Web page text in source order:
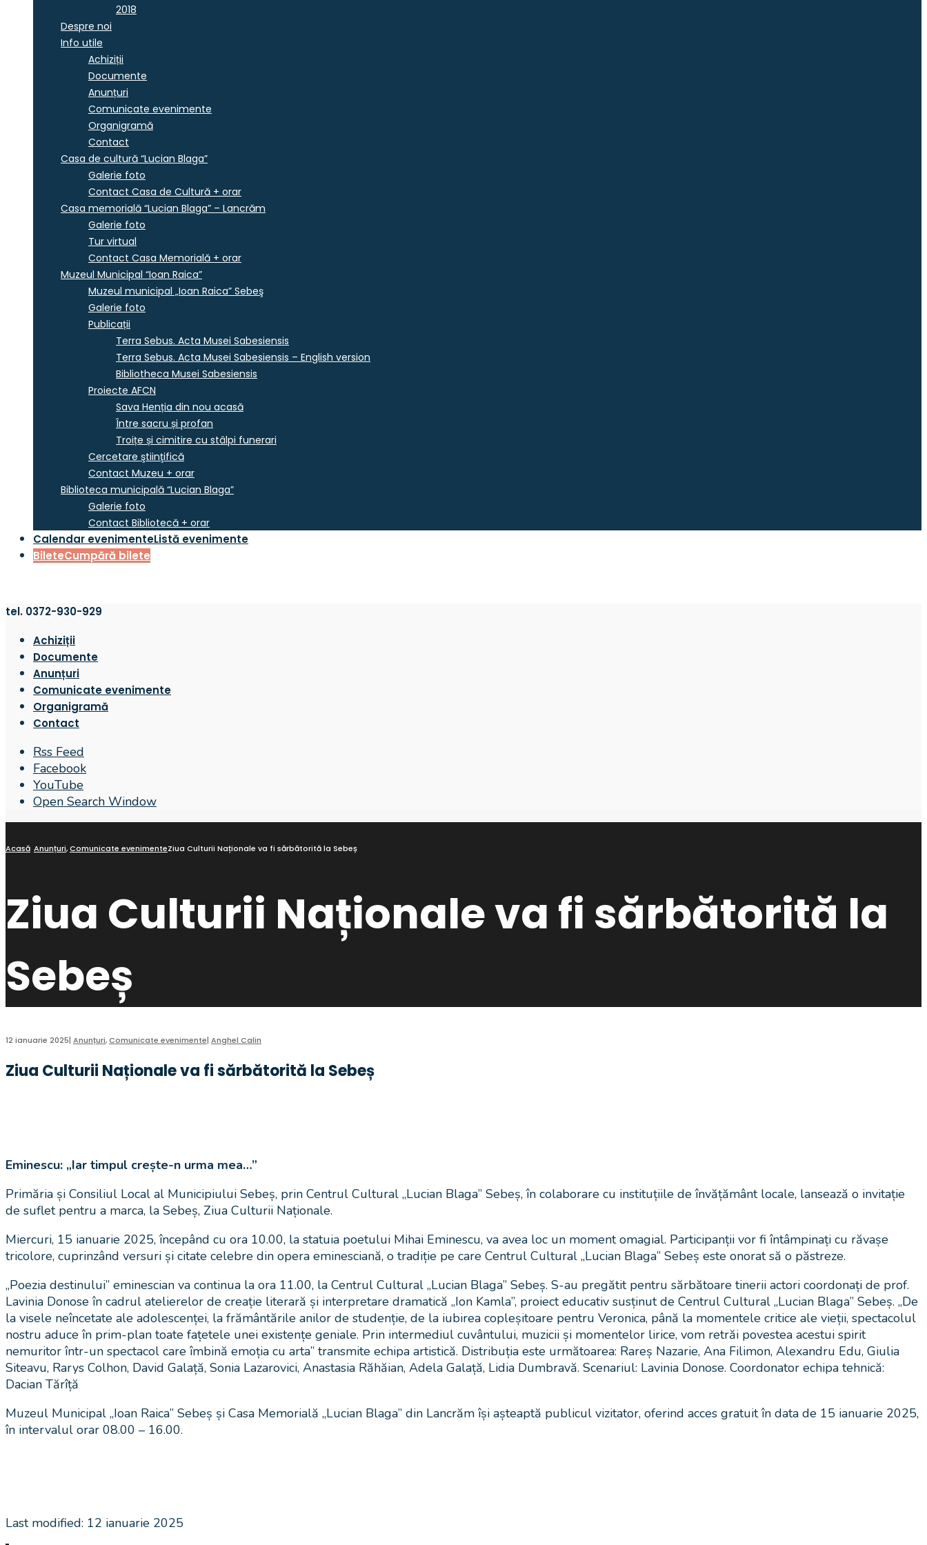
2018
Despre noi
Info utile
Achiziții
Documente
Anunțuri
Comunicate evenimente
Organigramă
Contact
Casa de cultură “Lucian Blaga”
Galerie foto
Contact Casa de Cultură + orar
Casa memorială “Lucian Blaga” – Lancrăm
Galerie foto
Tur virtual
Contact Casa Memorială + orar
Muzeul Municipal “Ioan Raica”
Muzeul municipal „Ioan Raica” Sebeş
Galerie foto
Publicații
Terra Sebus. Acta Musei Sabesiensis
Terra Sebus. Acta Musei Sabesiensis – English version
Bibliotheca Musei Sabesiensis
Proiecte AFCN
Sava Henția din nou acasă
Între sacru și profan
Troițe și cimitire cu stâlpi funerari
Cercetare ştiinţifică
Contact Muzeu + orar
Biblioteca municipală “Lucian Blaga”
Galerie foto
Contact Bibliotecă + orar
Calendar evenimenteListă evenimente
BileteCumpără bilete
tel. 0372-930-929
Achiziții
Documente
Anunțuri
Comunicate evenimente
Organigramă
Contact
Rss Feed
Facebook
YouTube
Open Search Window
Acasă Anunțuri,Comunicate evenimenteZiua Culturii Naționale va fi sărbătorită la Sebeș
Ziua Culturii Naționale va fi sărbătorită la
Sebeș
12 ianuarie 2025| Anunțuri,Comunicate evenimente| Anghel Calin
Ziua Culturii Naționale va fi sărbătorită la Sebeș
Eminescu: „Iar timpul crește-n urma mea…”
Primăria și Consiliul Local al Municipiului Sebeș, prin Centrul Cultural „Lucian Blaga” Sebeș, în colaborare cu instituțiile de învățământ locale, lansează o invitație
de suflet pentru a marca, la Sebeș, Ziua Culturii Naționale.
Miercuri, 15 ianuarie 2025, începând cu ora 10.00, la statuia poetului Mihai Eminescu, va avea loc un moment omagial. Participanții vor fi întâmpinați cu răvașe
tricolore, cuprinzând versuri și citate celebre din opera eminesciană, o tradiție pe care Centrul Cultural „Lucian Blaga” Sebeș este onorat să o păstreze.
„Poezia destinului” eminescian va continua la ora 11.00, la Centrul Cultural „Lucian Blaga” Sebeș. S-au pregătit pentru sărbătoare tinerii actori coordonați de prof.
Lavinia Donose în cadrul atelierelor de creație literară și interpretare dramatică „Ion Kamla”, proiect educativ susținut de Centrul Cultural „Lucian Blaga” Sebeș. „De
la visele neîncetate ale adolescenței, la frământările anilor de studenție, de la iubirea copleșitoare pentru Veronica, până la momentele critice ale vieții, spectacolul
nostru aduce în prim-plan toate fațetele unei existențe geniale. Prin intermediul cuvântului, muzicii și momentelor lirice, vom retrăi povestea acestui spirit
nemuritor într-un spectacol care îmbină emoția cu arta” transmite echipa artistică. Distribuția este următoarea: Rareș Nazarie, Ana Filimon, Alexandru Edu, Giulia
Siteavu, Rarys Colhon, David Galață, Sonia Lazarovici, Anastasia Răhăian, Adela Galață, Lidia Dumbravă. Scenariul: Lavinia Donose. Coordonator echipa tehnică:
Dacian Tărîță
Muzeul Municipal „Ioan Raica” Sebeș și Casa Memorială „Lucian Blaga” din Lancrăm își așteaptă publicul vizitator, oferind acces gratuit în data de 15 ianuarie 2025,
în intervalul orar 08.00 – 16.00.
Last modified: 12 ianuarie 2025